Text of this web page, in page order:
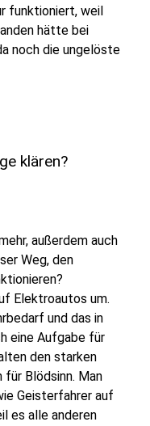
funktioniert, weil
hätte bei
noch die ungelöste
klären?
außerdem auch
Weg, den
Elektroautos um.
und das in
eine Aufgabe für
den starken
für Blödsinn. Man
Geisterfahrer auf
es alle anderen